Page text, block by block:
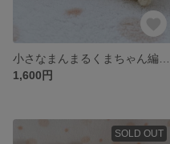
1,600円
SOLD OUT